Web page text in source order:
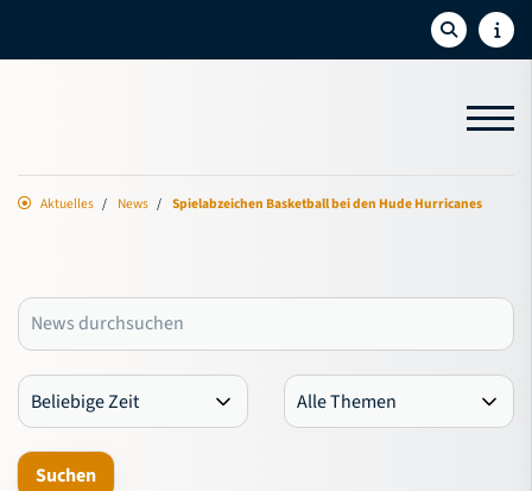
Aktuelles News Spielabzeichen Basketball bei den Hude Hurricanes
Aktuelles
Newsletter
Social-Feed
Sport